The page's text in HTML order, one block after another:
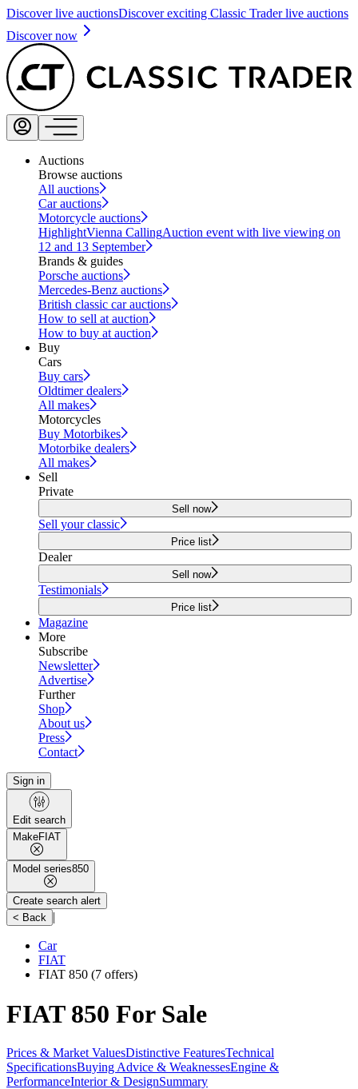
Discover live auctionsDiscover exciting Classic Trader live auctions
Discover now
Auctions
Browse auctions
All auctions
Car auctions
Motorcycle auctions
HighlightVienna CallingAuction event with live viewing on
12 and 13 September
Brands & guides
Porsche auctions
Mercedes-Benz auctions
British classic car auctions
How to sell at auction
How to buy at auction
Buy
Cars
Buy cars
Oldtimer dealers
All makes
Motorcycles
Buy Motorbikes
Motorbike dealers
All makes
Sell
Private
Sell now
Sell your classic
Price list
Dealer
Sell now
Testimonials
Price list
Magazine
More
Subscribe
Newsletter
Advertise
Further
Shop
About us
Press
Contact
Sign in
Edit search
MakeFIAT
Model series850
Create search alert
< Back |
Car
FIAT
FIAT 850 (7 offers)
FIAT 850 For Sale
Prices & Market ValuesDistinctive FeaturesTechnical
SpecificationsBuying Advice & WeaknessesEngine &
PerformanceInterior & DesignSummary